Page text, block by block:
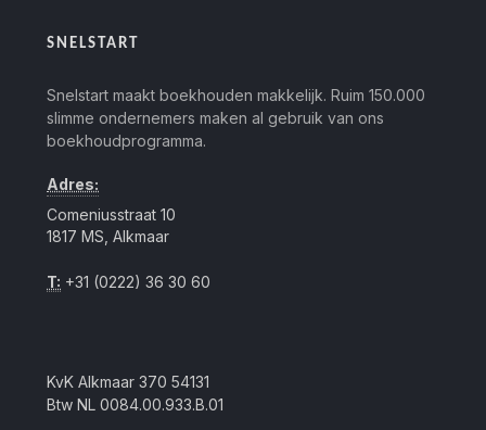
SNELSTART
Snelstart maakt boekhouden makkelijk. Ruim 150.000
slimme ondernemers maken al gebruik van ons
boekhoudprogramma.
Adres:
Comeniusstraat 10
1817 MS, Alkmaar
T: +31 (0222) 36 30 60
KvK Alkmaar 370 54131
Btw NL 0084.00.933.B.01